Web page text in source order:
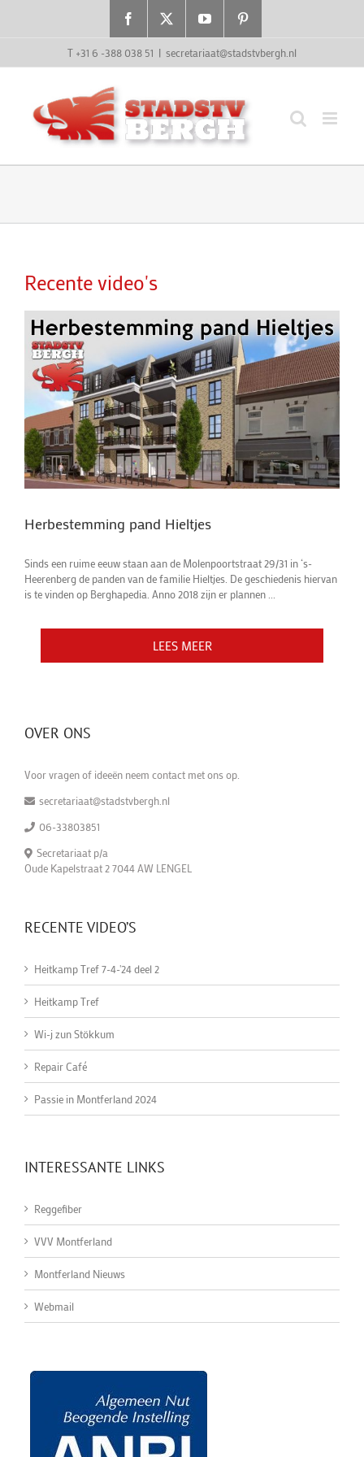
Facebook YouTube
T +31 6 -388 038 51 | secretariaat@stadstvbergh.nl
Recente video's
Herbestemming pand Hieltjes
Sinds een ruime eeuw staan aan de Molenpoortstraat 29/31 in ‘s-
Heerenberg de panden van de familie Hieltjes. De geschiedenis hiervan
is te vinden op Berghapedia. Anno 2018 zijn er plannen ...
LEES MEER
OVER ONS
Voor vragen of ideeën neem contact met ons op.
secretariaat@stadstvbergh.nl
06-33803851
Secretariaat p/a
Oude Kapelstraat 2 7044 AW LENGEL
RECENTE VIDEO’S
Heitkamp Tref 7-4-'24 deel 2
Heitkamp Tref
Wi-j zun Stökkum
Repair Café
Passie in Montferland 2024
INTERESSANTE LINKS
Reggefiber
VVV Montferland
Montferland Nieuws
Webmail